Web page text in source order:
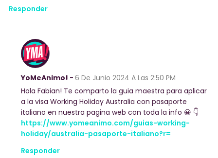
Responder
YoMeAnimo! - 6 De Junio 2024 A Las 2:50 PM
Hola Fabian! Te comparto la guia maestra para aplicar
a la visa Working Holiday Australia con pasaporte
italiano en nuestra pagina web con toda la info 😀 👇
https://www.yomeanimo.com/guias-working-
holiday/australia-pasaporte-italiano?r=
Responder